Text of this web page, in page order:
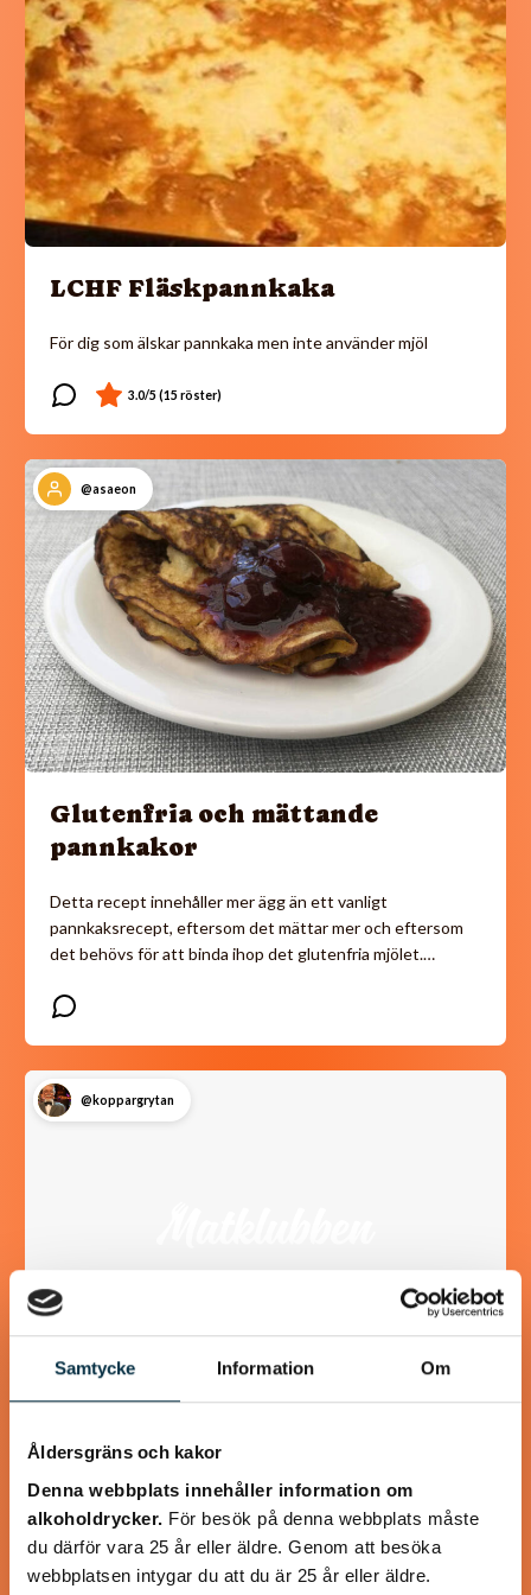
Samtycke Information Om
Åldersgräns och kakor
Denna webbplats innehåller information om
alkoholdrycker. För besök på denna webbplats måste
du därför vara 25 år eller äldre. Genom att besöka
webbplatsen intygar du att du är 25 år eller äldre.
LCHF Fläskpannkaka
För dig som älskar pannkaka men inte använder mjöl
@asaeon
Glutenfria och mättande
pannkakor
Detta recept innehåller mer ägg än ett vanligt
pannkaksrecept, eftersom det mättar mer och eftersom
det behövs för att binda ihop det glutenfria mjölet.…
@koppargrytan
Passar bra till lunchrätt också